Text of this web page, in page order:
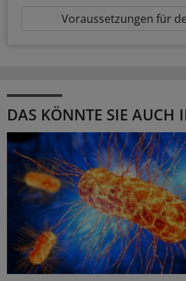
Voraussetzungen für
DAS KÖNNTE SIE AUCH